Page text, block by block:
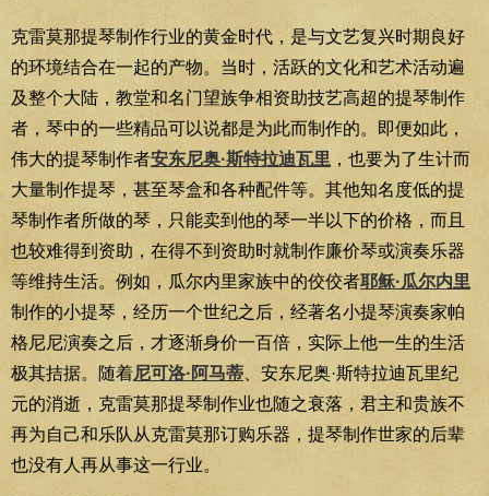
克雷莫那提琴制作行业的黄金时代，是与文艺复兴时期良好
的环境结合在一起的产物。当时，活跃的文化和艺术活动遍
及整个大陆，教堂和名门望族争相资助技艺高超的提琴制作
者，琴中的一些精品可以说都是为此而制作的。即便如此，
伟大的提琴制作者安东尼奥·斯特拉迪瓦里 ，也要为了生计而
大量制作提琴，甚至琴盒和各种配件等。其他知名度低的提
琴制作者所做的琴，只能卖到他的琴一半以下的价格，而且
也较难得到资助，在得不到资助时就制作廉价琴或演奏乐器
等维持生活。例如，瓜尔内里家族中的佼佼者耶稣·瓜尔内里
制作的小提琴，经历一个世纪之后，经著名小提琴演奏家帕
格尼尼演奏之后，才逐渐身价一百倍，实际上他一生的生活
极其拮据。随着尼可洛·阿马蒂、安东尼奥·斯特拉迪瓦里纪
元的消逝，克雷莫那提琴制作业也随之衰落，君主和贵族不
再为自己和乐队从克雷莫那订购乐器，提琴制作世家的后辈
也没有人再从事这一行业。